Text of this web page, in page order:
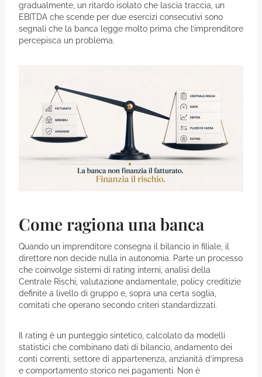
gradualmente, un ritardo isolato che lascia traccia, un
EBITDA che scende per due esercizi consecutivi sono
segnali che la banca legge molto prima che l’imprenditore
percepisca un problema.
Come ragiona una banca
Quando un imprenditore consegna il bilancio in filiale, il
direttore non decide nulla in autonomia. Parte un processo
che coinvolge sistemi di rating interni, analisi della
Centrale Rischi, valutazione andamentale, policy creditizie
definite a livello di gruppo e, sopra una certa soglia,
comitati che operano secondo criteri standardizzati.
Il rating è un punteggio sintetico, calcolato da modelli
statistici che combinano dati di bilancio, andamento dei
conti correnti, settore di appartenenza, anzianità d’impresa
e comportamento storico nei pagamenti. Non è